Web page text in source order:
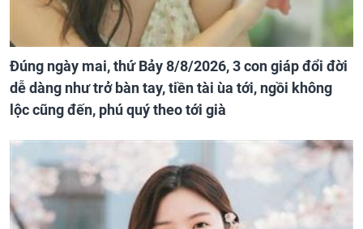
Đúng ngày mai, thứ Bảy 8/8/2026, 3 con giáp đổi đời
dễ dàng như trở bàn tay, tiền tài ùa tới, ngồi không
lộc cũng đến, phú quý theo tới già